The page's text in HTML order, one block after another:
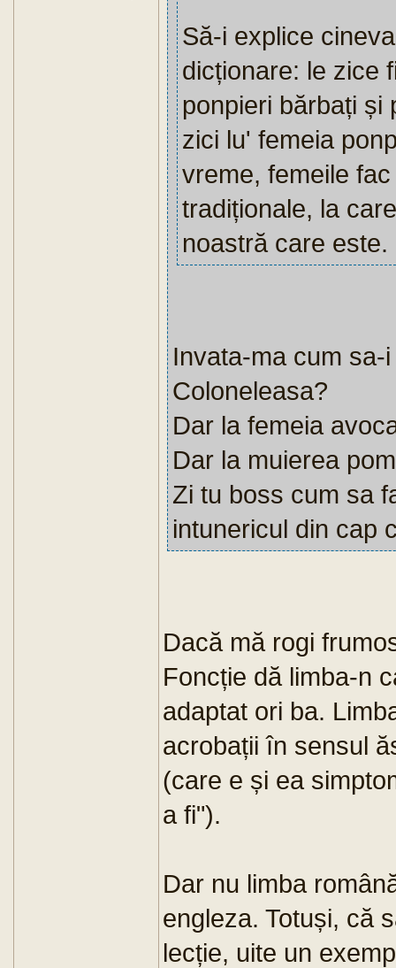
Să-i explice
dicționare: le zice
ponpieri bărbați și
zici lu' femeia
vreme, femeile
tradiționale, la
noastră care este.
Invata-ma cum sa-
Coloneleasa?
Dar la femeia
Dar la muierea
Zi tu boss cum sa
intunericul din cap
Dacă mă rogi
Foncție dă limba-n
adaptat ori ba.
acrobații în sensul
(care e și ea
a fi").
Dar nu limba
engleza. Totuși, că
lecție, uite un